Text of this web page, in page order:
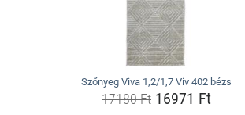
Szőnyeg Viva 1,2/1,7 Viv 402 bézs
17180 Ft16971 Ft